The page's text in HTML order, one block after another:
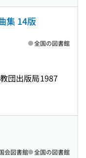
集 14版
団出版局1987
全国の図書館
会図書館 全国の図書館